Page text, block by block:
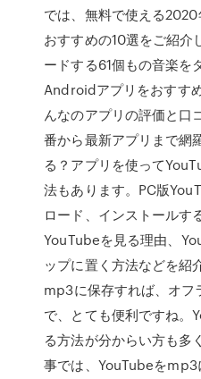
では、無料で使える
おすすめの10選をご紹介
ードする61個もの音楽を
Androidアプリをおすす
んなのアプリの評価と口
番から最新アプリまで網
る？アプリを使って
法もあります。PC版
ロード、インストールす
YouTubeを見る理由、
ップに置く方法などを紹
mp3に保存すれば、オフ
で、とても便利ですね
る方法が分からい方も多
事では、YouTubeを